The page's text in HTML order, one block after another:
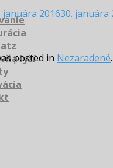
lyží
januára 201630. januára
posted in Nezaradené